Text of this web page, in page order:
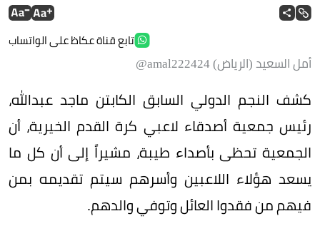
تابع قناة عكاظ على الواتساب
أمل السعيد (الرياض) amal222424@
كشف النجم الدولي السابق الكابتن ماجد عبدالله،
رئيس جمعية أصدقاء لاعبي كرة القدم الخيرية، أن
الجمعية تحظى بأصداء طيبة، مشيراً إلى أن كل ما
يسعد هؤلاء اللاعبين وأسرهم سيتم تقديمه بمن
فيهم من فقدوا العائل وتوفي والدهم.